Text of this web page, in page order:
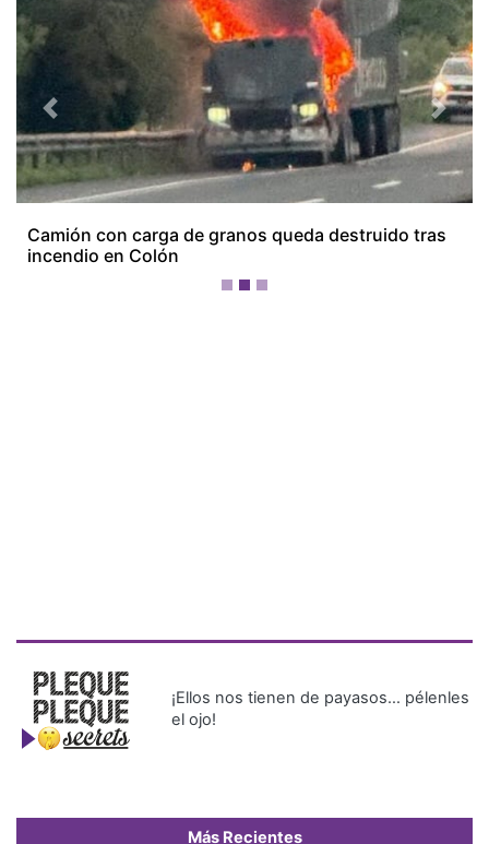
Camión con carga de granos queda destruido tras
incendio en Colón
Previous Next
¡Ellos nos tienen de payasos… pélenles
el ojo!
Más Recientes